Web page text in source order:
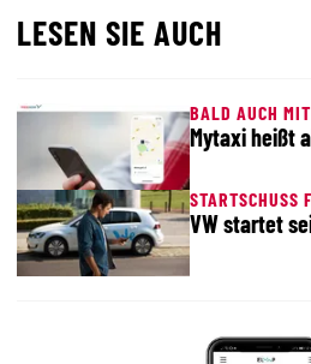
LESEN SIE AUCH
BALD AUCH
Mytaxi heißt
STARTSCHUSS
VW startet